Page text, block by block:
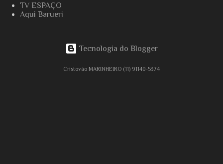
TV ESPAÇO
Aqui Barueri
Tecnologia do Blogger
Cristovão MARINHEIRO (11) 91140-5374